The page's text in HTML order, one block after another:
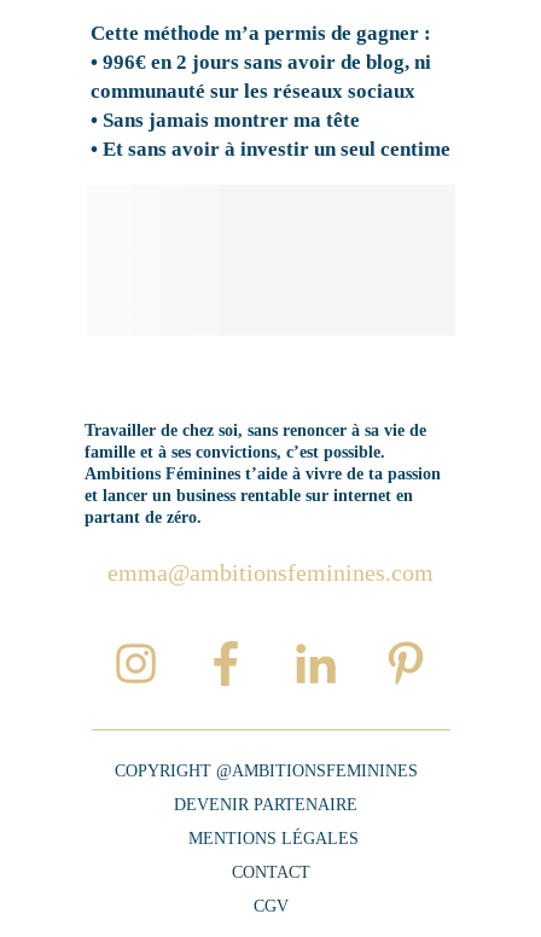
Cette méthode m’a permis de gagner :
• 996€ en 2 jours sans avoir de blog, ni
communauté sur les réseaux sociaux
• Sans jamais montrer ma tête
• Et sans avoir à investir un seul centime
Travailler de chez soi, sans renoncer à sa vie de
famille et à ses convictions, c’est possible.
Ambitions Féminines t’aide à vivre de ta passion
et lancer un business rentable sur internet en
partant de zéro.
emma@ambitionsfeminines.com
COPYRIGHT @AMBITIONSFEMININES
DEVENIR PARTENAIRE
MENTIONS LÉGALES
CONTACT
CGV